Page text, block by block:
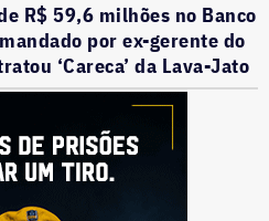
R$ 59,6 milhões no Banco
por ex-gerente do
‘Careca’ da Lava-Jato